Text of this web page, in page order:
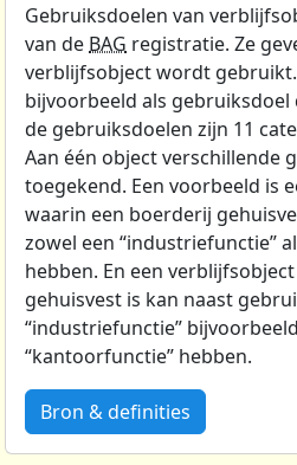
Gebruiksdoelen van
van de BAG registratie. Ze
verblijfsobject wordt
bijvoorbeeld als gebruiksdoel
de gebruiksdoelen zijn 11
Aan één object verschillende
toegekend. Een voorbeeld is
waarin een boerderij
zowel een “industriefunctie”
hebben. En een
gehuisvest is kan naast
“industriefunctie”
“kantoorfunctie” hebben.
Bron & definities